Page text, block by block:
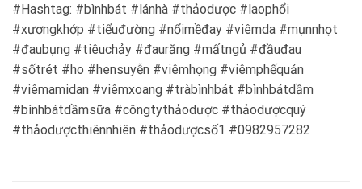
#Hashtag: #bìnhbát #lánhà #thảodược #laophổi
#xươngkhớp #tiểuđường #nổimềđay #viêmda #mụnnhọt
#đaubụng #tiêuchảy #đaurăng #mấtngủ #đầuđau
#sốtrét #ho #hensuyễn #viêmhọng #viêmphếquản
#viêmamidan #viêmxoang #tràbìnhbát #bìnhbátdầm
#bìnhbátdầmsữa #côngtythảodược #thảodượcquý
#thảodượcthiênnhiên #thảodượcsố1 #0982957282